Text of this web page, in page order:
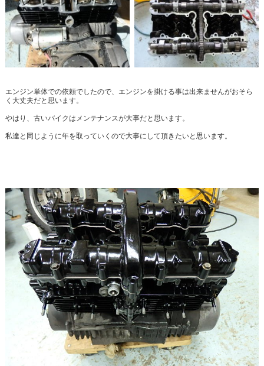
エンジン単体での依頼でしたので、エンジンを掛ける事は出来ませんがおそら
く大丈夫だと思います。
やはり、古いバイクはメンテナンスが大事だと思います。
私達と同じように年を取っていくので大事にして頂きたいと思います。